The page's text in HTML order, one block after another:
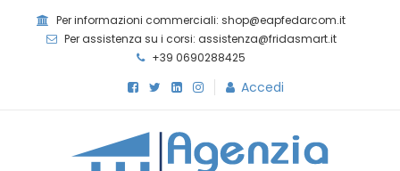
Per informazioni commerciali: shop@eapfedarcom.it
Per assistenza su i corsi: assistenza@fridasmart.it
+39 0690288425
Accedi